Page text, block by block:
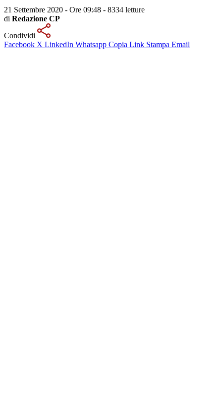
21 Settembre 2020 - Ore 09:48 - 8334 letture
di Redazione CP
Condividi
Facebook X LinkedIn Whatsapp Copia Link Stampa Email